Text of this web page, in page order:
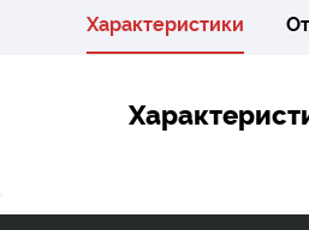
Характеристики